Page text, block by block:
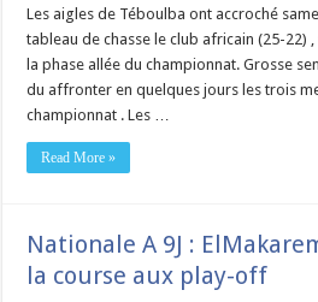
Les aigles de Téboulba ont accroché
tableau de chasse le club africain (25-22)
la phase allée du championnat. Grosse
du affronter en quelques jours les trois
championnat . Les …
Read More »
Nationale A 9J :
la course aux play-off